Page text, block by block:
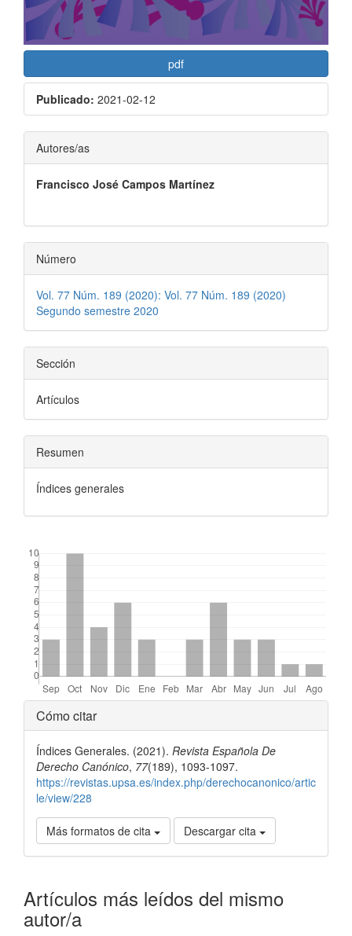
pdf
Publicado: 2021-02-12
Contenido
principal
del
artículo
Autores/as
Francisco José Campos Martínez
Número
Vol. 77 Núm. 189 (2020): Vol. 77 Núm. 189 (2020)
Segundo semestre 2020
Sección
Artículos
Resumen
Índices generales
Detalles
del
artículo
Cómo citar
Índices Generales. (2021). Revista Española De
Derecho Canónico, 77(189), 1093-1097.
https://revistas.upsa.es/index.php/derechocanonico/artic
le/view/228
Más formatos de cita Descargar cita
Artículos más leídos del mismo
autor/a